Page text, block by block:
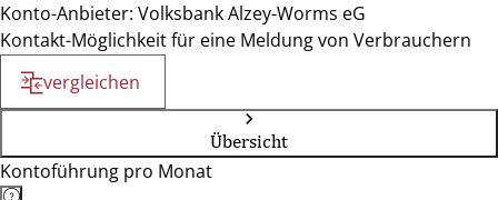
Konto-Anbieter: Volksbank Alzey-Worms eG
Kontakt-Möglichkeit für eine Meldung von Verbrauchern
vergleichen
Übersicht
Kontoführung pro Monat